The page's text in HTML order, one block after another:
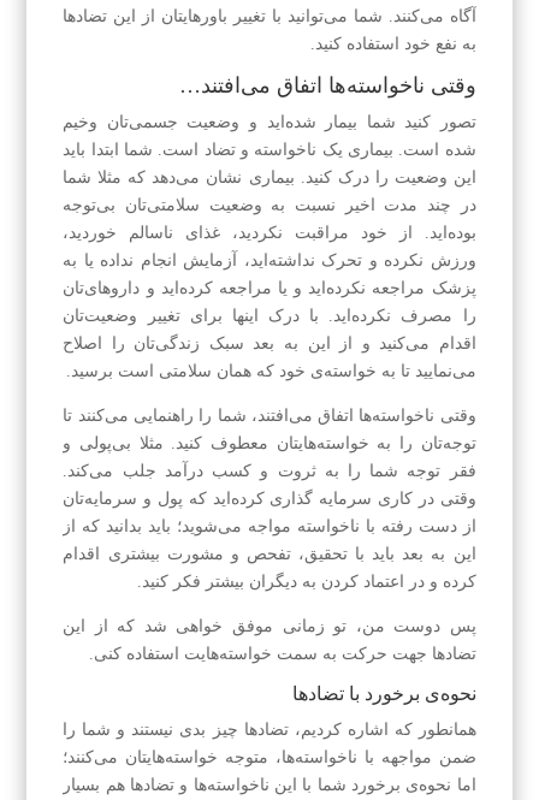
آگاه می‌کنند. شما می‌توانید با تغییر باور‌هایتان از این تضادها
به نفع خود استفاده کنید.
وقتی ناخواسته‌ها اتفاق می‌افتند…
تصور کنید شما بیمار شده‌اید و وضعیت جسمی‌تان وخیم
شده است. بیماری یک ناخواسته و تضاد است. شما ابتدا باید
این وضعیت را درک کنید. بیماری نشان می‌دهد که مثلا شما
در چند مدت اخیر نسبت به وضعیت سلامتی‌تان بی‌توجه
بوده‌اید. از خود مراقبت نکردید، غذای ناسالم خوردید،
ورزش نکرده و تحرک نداشته‌اید، آزمایش انجام نداده یا به
پزشک مراجعه نکرده‌اید و یا مراجعه کرده‌اید و داروهای‌تان
را مصرف نکرده‌اید. با درک اینها برای تغییر وضعیت‌تان
اقدام می‌کنید و از این به بعد سبک زندگی‌تان را اصلاح
می‌نمایید تا به خواسته‌ی خود که همان سلامتی است برسید.
وقتی ناخواسته‌ها اتفاق می‌افتند، شما را راهنمایی می‌کنند تا
توجه‌تان را به خواسته‌هایتان معطوف کنید. مثلا بی‌پولی و
فقر توجه شما را به ثروت و کسب درآمد جلب می‌کند.
وقتی در کاری سرمایه گذاری کرده‌اید که پول و سرمایه‌تان
از دست رفته با ناخواسته مواجه می‌شوید؛ باید بدانید که از
این به بعد باید با تحقیق، تفحص و مشورت بیشتری اقدام
کرده و در اعتماد کردن به دیگران بیشتر فکر کنید.
پس دوست من، تو زمانی موفق خواهی شد که از این
تضادها جهت حرکت به سمت خواسته‌هایت استفاده کنی.
نحوه‌ی برخورد با تضادها
همانطور که اشاره کردیم، تضادها چیز بدی نیستند و شما را
ضمن مواجهه با ناخواسته‌ها، متوجه خواسته‌هایتان می‌کنند؛
اما نحوه‌ی برخورد شما با این ناخواسته‌ها و تضادها هم بسیار